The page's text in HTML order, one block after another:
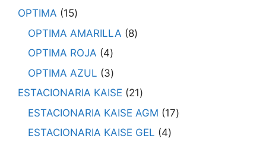
OPTIMA
15
OPTIMA AMARILLA
8
OPTIMA ROJA
4
OPTIMA AZUL
3
ESTACIONARIA KAISE
21
ESTACIONARIA KAISE AGM
17
ESTACIONARIA KAISE GEL
4